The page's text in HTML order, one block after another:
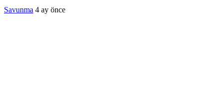
Savunma 4 ay önce